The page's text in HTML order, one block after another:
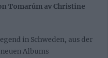
Tomarúm av Christine
in Schweden, aus der
Albums